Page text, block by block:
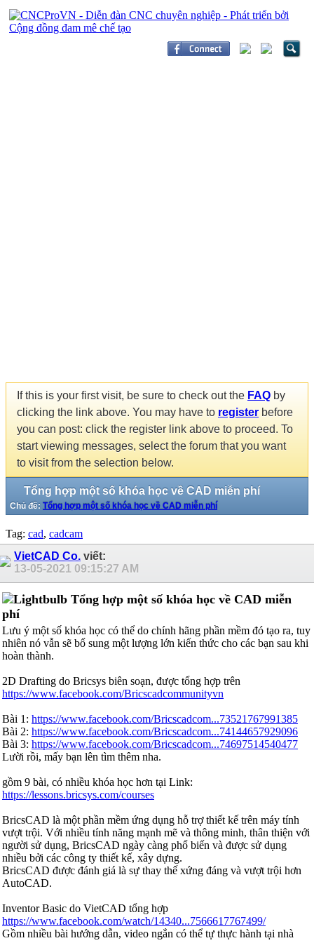
If this is your first visit, be sure to check out the FAQ by
clicking the link above. You may have to register before
you can post: click the register link above to proceed. To
start viewing messages, select the forum that you want
to visit from the selection below.
Tổng hợp một số khóa học về CAD miễn phí
Chủ đề: Tổng hợp một số khóa học về CAD miễn phí
Tag: cad, cadcam
VietCAD Co. viết:
13-05-2021 09:15:27 AM
Tổng hợp một số khóa học về CAD miễn
phí
Lưu ý một số khóa học có thể do chính hãng phần mềm đó tạo ra, tuy
nhiên nó vẫn sẽ bổ sung một lượng lớn kiến thức cho các bạn sau khi
hoàn thành.
2D Drafting do Bricsys biên soạn, được tổng hợp trên
https://www.facebook.com/Bricscadcommunityvn
Bài 1: https://www.facebook.com/Bricscadcom...73521767991385
Bài 2: https://www.facebook.com/Bricscadcom...74144657929096
Bài 3: https://www.facebook.com/Bricscadcom...74697514540477
Lười rồi, mấy bạn lên tìm thêm nha.
gồm 9 bài, có nhiều khóa học hơn tại Link:
https://lessons.bricsys.com/courses
BricsCAD là một phần mềm ứng dụng hỗ trợ thiết kế trên máy tính
vượt trội. Với nhiều tính năng mạnh mẽ và thông minh, thân thiện với
người sử dụng, BricsCAD ngày càng phổ biến và được sử dụng
nhiều bởi các công ty thiết kế, xây dựng.
BricsCAD được đánh giá là sự thay thế xứng đáng và vượt trội hơn
AutoCAD.
Inventor Basic do VietCAD tổng hợp
https://www.facebook.com/watch/14340...7566617767499/
Gồm nhiều bài hướng dẫn, video ngắn có thể tự thực hành tại nhà